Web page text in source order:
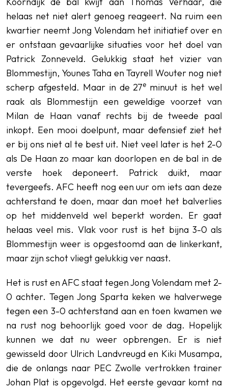
helaas net niet alert genoeg reageert. Na ruim een
kwartier neemt Jong Volendam het initiatief over en
er ontstaan gevaarlijke situaties voor het doel van
Patrick Zonneveld. Gelukkig staat het vizier van
Blommestijn, Younes Taha en Tayrell Wouter nog niet
scherp afgesteld. Maar in de 27e minuut is het wel
raak als Blommestijn een geweldige voorzet van
Milan de Haan vanaf rechts bij de tweede paal
inkopt. Een mooi doelpunt, maar defensief ziet het
er bij ons niet al te best uit. Niet veel later is het 2-0
als De Haan zo maar kan doorlopen en de bal in de
verste hoek deponeert. Patrick duikt, maar
tevergeefs. AFC heeft nog een uur om iets aan deze
achterstand te doen, maar dan moet het balverlies
op het middenveld wel beperkt worden. Er gaat
helaas veel mis. Vlak voor rust is het bijna 3-0 als
Blommestijn weer is opgestoomd aan de linkerkant,
maar zijn schot vliegt gelukkig ver naast.
Het is rust en AFC staat tegen Jong Volendam met 2-
0 achter. Tegen Jong Sparta keken we halverwege
tegen een 3-0 achterstand aan en toen kwamen we
na rust nog behoorlijk goed voor de dag. Hopelijk
kunnen we dat nu weer opbrengen. Er is niet
gewisseld door Ulrich Landvreugd en Kiki Musampa,
die de onlangs naar PEC Zwolle vertrokken trainer
Johan Plat is opgevolgd. Het eerste gevaar komt na